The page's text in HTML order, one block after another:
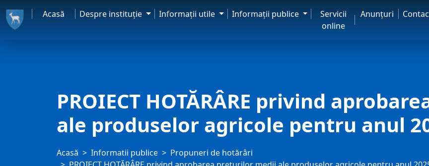
Acasă Despre instituţie Informaţii utile Informaţii publice
Servicii
online
Anunţuri
PROIECT HOTĂRÂRE privind
ale produselor agricole pentru anul
Acasă Informatii publice
Propuneri de hotărâri